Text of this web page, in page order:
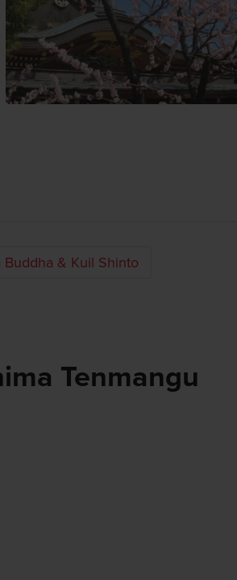
Buddha & Kuil Shinto
Tenmangu